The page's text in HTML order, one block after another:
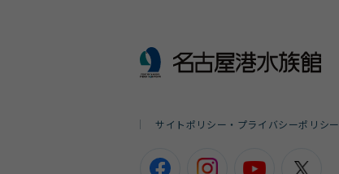
サイトポリシー・プライバシーポリシー